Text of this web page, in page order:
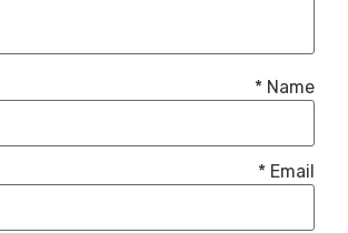
Name
*
Email
*